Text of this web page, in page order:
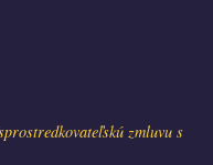
zmluvu s